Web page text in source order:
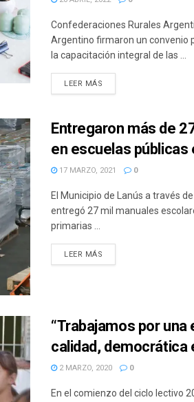
Confederaciones Rurales
Argentino firmaron un convenio
la capacitación integral de las ...
LEER MÁS
Entregaron más de
en escuelas públicas
17 MARZO, 2021 0
El Municipio de Lanús a través
entregó 27 mil manuales
primarias ...
LEER MÁS
“Trabajamos por una
calidad, democrática
2 MARZO, 2020 0
En el comienzo del ciclo lectivo